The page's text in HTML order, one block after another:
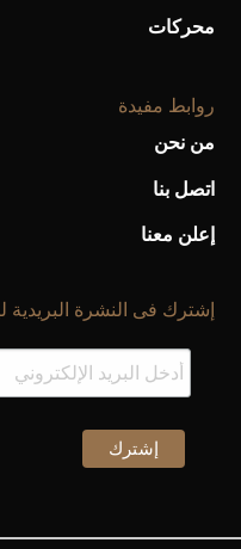
محركات
روابط مفيدة
من نحن
اتصل بنا
إعلن معنا
إشترك فى النشرة